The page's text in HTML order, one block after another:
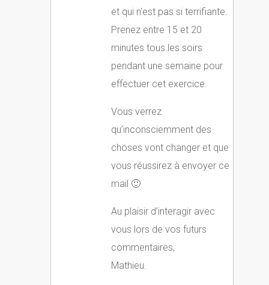
et qui n’est pas si terrifiante.
Prenez entre 15 et 20
minutes tous les soirs
pendant une semaine pour
effectuer cet exercice.
Vous verrez
qu’inconsciemment des
choses vont changer et que
vous réussirez à envoyer ce
mail 🙂
Au plaisir d’interagir avec
vous lors de vos futurs
commentaires,
Mathieu.